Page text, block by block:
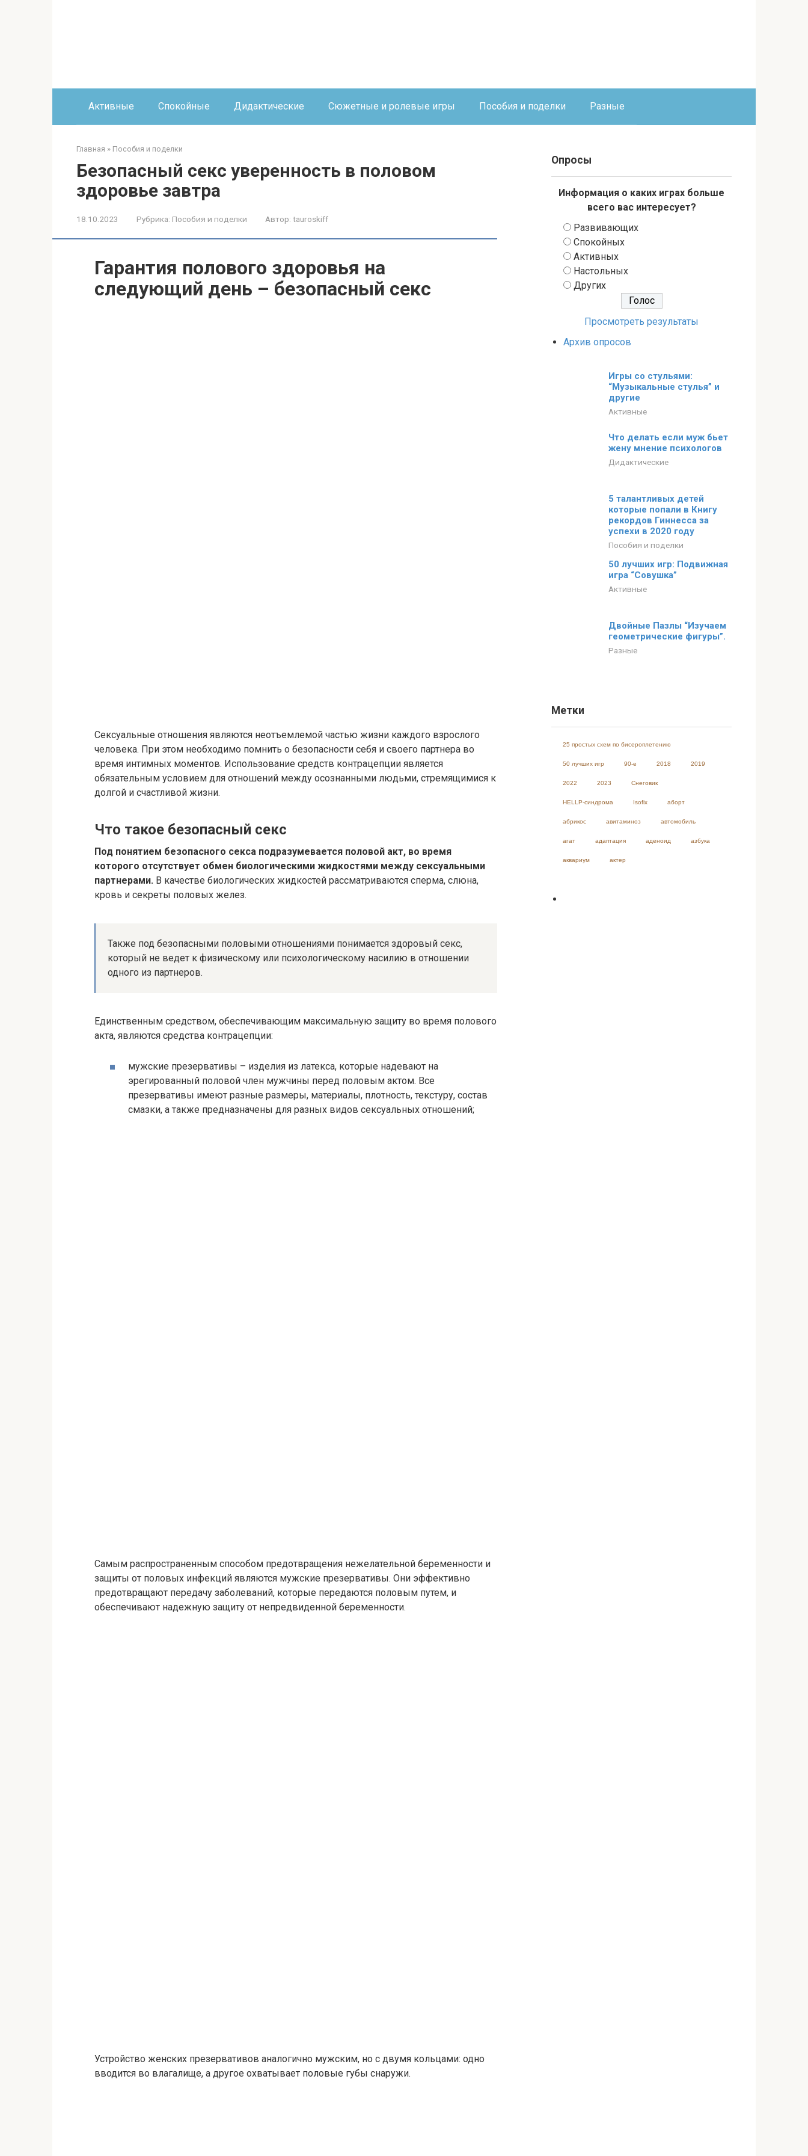
Активные Спокойные Дидактические Сюжетные и ролевые игры Пособия и поделки Разные
Главная » Пособия и поделки
Безопасный секс уверенность в половом
здоровье завтра
18.10.2023 Рубрика: Пособия и поделки Автор: tauroskiff
Гарантия полового здоровья на
следующий день – безопасный секс
Сексуальные отношения являются неотъемлемой частью жизни каждого взрослого
человека. При этом необходимо помнить о безопасности себя и своего партнера во
время интимных моментов. Использование средств контрацепции является
обязательным условием для отношений между осознанными людьми, стремящимися к
долгой и счастливой жизни.
Что такое безопасный секс
Под понятием безопасного секса подразумевается половой акт, во время
которого отсутствует обмен биологическими жидкостями между сексуальными
партнерами. В качестве биологических жидкостей рассматриваются сперма, слюна,
кровь и секреты половых желез.
Также под безопасными половыми отношениями понимается здоровый секс,
который не ведет к физическому или психологическому насилию в отношении
одного из партнеров.
Единственным средством, обеспечивающим максимальную защиту во время полового
акта, являются средства контрацепции:
мужские презервативы – изделия из латекса, которые надевают на
эрегированный половой член мужчины перед половым актом. Все
презервативы имеют разные размеры, материалы, плотность, текстуру, состав
смазки, а также предназначены для разных видов сексуальных отношений;
Самым распространенным способом предотвращения нежелательной беременности и
защиты от половых инфекций являются мужские презервативы. Они эффективно
предотвращают передачу заболеваний, которые передаются половым путем, и
обеспечивают надежную защиту от непредвиденной беременности.
Устройство женских презервативов аналогично мужским, но с двумя кольцами: одно
вводится во влагалище, а другое охватывает половые губы снаружи.
Опросы
Информация о каких играх больше
всего вас интересует?
Развивающих
Спокойных
Активных
Настольных
Других
Просмотреть результаты
Архив опросов
Игры со стульями:
“Музыкальные стулья” и
другие
Активные
Что делать если муж бьет
жену мнение психологов
Дидактические
5 талантливых детей
которые попали в Книгу
рекордов Гиннесса за
успехи в 2020 году
Пособия и поделки
50 лучших игр: Подвижная
игра “Совушка”
Активные
Двойные Пазлы “Изучаем
геометрические фигуры”.
Разные
Метки
25 простых схем по бисероплетению
50 лучших игр 90-е 2018 2019
2022 2023 Cнеговик
HELLP-синдрома Isofix аборт
абрикос авитаминоз автомобиль
агат адаптация аденоид азбука
аквариум актер